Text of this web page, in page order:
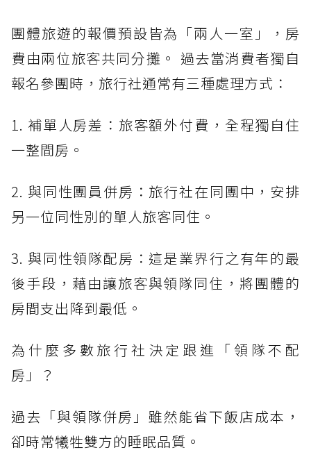
團體旅遊的報價預設皆為「兩人一室」，房
費由兩位旅客共同分攤。 過去當消費者獨自
報名參團時，旅行社通常有三種處理方式：
1. 補單人房差：旅客額外付費，全程獨自住
一整間房。
2. 與同性團員併房：旅行社在同團中，安排
另一位同性別的單人旅客同住。
3. 與同性領隊配房：這是業界行之有年的最
後手段，藉由讓旅客與領隊同住，將團體的
房間支出降到最低。
為什麼多數旅行社決定跟進「領隊不配
房」？
過去「與領隊併房」雖然能省下飯店成本，
卻時常犧牲雙方的睡眠品質。